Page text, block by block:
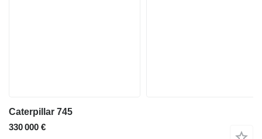
Caterpillar 745
330 000 €